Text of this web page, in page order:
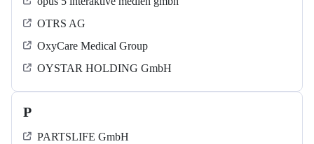
OTRS AG
OxyCare Medical Group
OYSTAR HOLDING GmbH
P
PARTSLIFE GmbH